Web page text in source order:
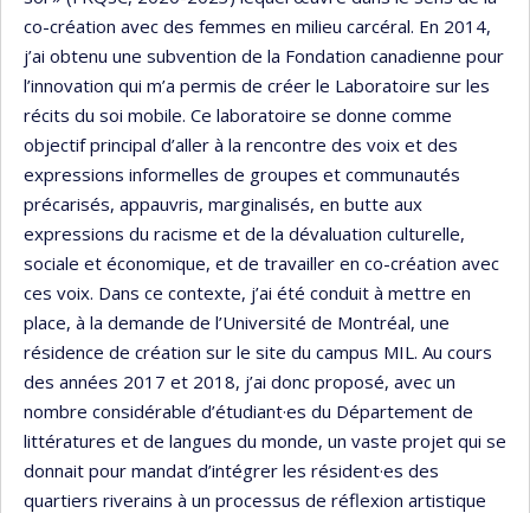
co-création avec des femmes en milieu carcéral. En 2014,
j’ai obtenu une subvention de la Fondation canadienne pour
l’innovation qui m’a permis de créer le Laboratoire sur les
récits du soi mobile. Ce laboratoire se donne comme
objectif principal d’aller à la rencontre des voix et des
expressions informelles de groupes et communautés
précarisés, appauvris, marginalisés, en butte aux
expressions du racisme et de la dévaluation culturelle,
sociale et économique, et de travailler en co-création avec
ces voix. Dans ce contexte, j’ai été conduit à mettre en
place, à la demande de l’Université de Montréal, une
résidence de création sur le site du campus MIL. Au cours
des années 2017 et 2018, j’ai donc proposé, avec un
nombre considérable d’étudiant·es du Département de
littératures et de langues du monde, un vaste projet qui se
donnait pour mandat d’intégrer les résident·es des
quartiers riverains à un processus de réflexion artistique